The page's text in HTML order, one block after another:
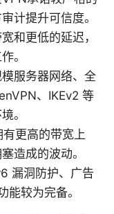
计提升可信度。
和更低的延迟，
。
服务器网络、全
、IKEv2 等
。
更高的带宽上
造成的波动。
漏洞防护、广告
较为完备。